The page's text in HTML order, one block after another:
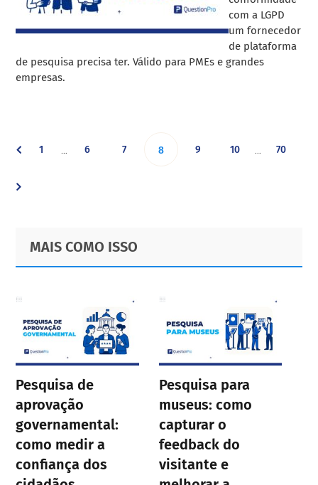
com a LGPD
um fornecedor
de plataforma
de pesquisa precisa ter. Válido para PMEs e grandes
empresas.
Go
1
pages
… Go
6 Go
7 Go
8 Go
9 Go
10
pages
… Go
70
Primary
Sidebar
Footer
MAIS COMO ISSO
Pesquisa de
aprovação
governamental:
como medir a
confiança dos
Pesquisa para
museus: como
capturar o
feedback do
visitante e